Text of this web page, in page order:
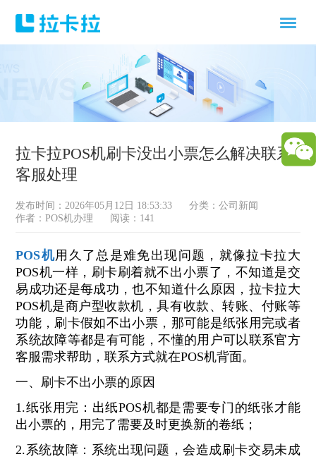
拉卡拉POS机刷卡没出小票怎么解决联系
客服处理
发布时间：2026年05月12日 18:53:33 分类：公司新闻
作者：POS机办理
阅读：141
POS机用久了总是难免出现问题，就像拉卡拉大
POS机一样，刷卡刷着就不出小票了，不知道是交
易成功还是每成功，也不知道什么原因，拉卡拉大
POS机是商户型收款机，具有收款、转账、付账等
功能，刷卡假如不出小票，那可能是纸张用完或者
系统故障等都是有可能，不懂的用户可以联系官方
客服需求帮助，联系方式就在POS机背面。
一、刷卡不出小票的原因
1.纸张用完：出纸POS机都是需要专门的纸张才能
出小票的，用完了需要及时更换新的卷纸；
2.系统故障：系统出现问题，会造成刷卡交易未成